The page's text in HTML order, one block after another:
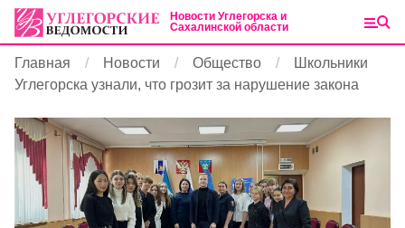
Новости Углегорска и
Сахалинской области
Главная Новости Общество
Школьники
Углегорска узнали, что грозит за нарушение закона